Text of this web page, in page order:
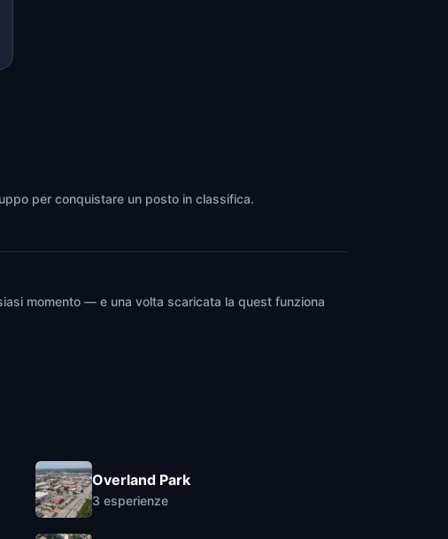
per conquistare un posto in classifica.
momento — e una volta scaricata la quest funziona
Overland Park
3 esperienze